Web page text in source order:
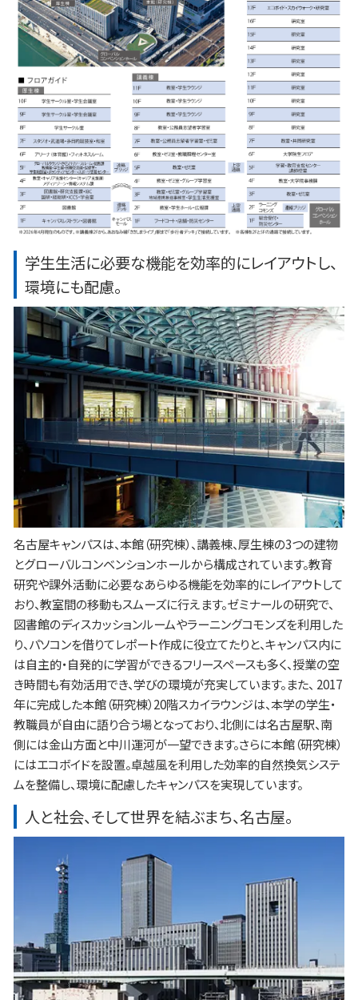
学生生活に必要な機能を効率的にレイアウトし、
環境にも配慮。
名古屋キャンパスは、本館（研究棟）、講義棟、厚生棟の3つの建物
とグローバルコンベンションホールから構成されています。教育
研究や課外活動に必要なあらゆる機能を効率的にレイアウトして
おり、教室間の移動もスムーズに行えます。ゼミナールの研究で、
図書館のディスカッションルームやラーニングコモンズを利用した
り、パソコンを借りてレポート作成に役立てたりと、キャンパス内に
は自主的・自発的に学習ができるフリースペースも多く、授業の空
き時間も有効活用でき、学びの環境が充実しています。また、 2017
年に完成した本館（研究棟）20階スカイラウンジは、本学の学生・
教職員が自由に語り合う場となっており、北側には名古屋駅、南
側には金山方面と中川運河が一望できます。さらに本館（研究棟）
にはエコボイドを設置。卓越風を利用した効率的自然換気システ
ムを整備し、環境に配慮したキャンパスを実現しています。
人と社会、そして世界を結ぶまち、名古屋。